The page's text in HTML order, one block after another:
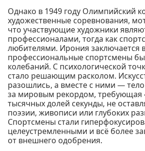
Однако в 1949 году Олимпийский
художественные соревнования,
что участвующие художники
профессионалами, тогда как
любителями. Ирония заключается
профессиональные спортсмены
колебаний. С психологической
стало решающим расколом.
разошлись, а вместе с ними —
за мировым рекордом, требующая
тысячных долей секунды, не
поэзии, живописи или глубоких
Спортсмены стали
целеустремленными и всё более
от внешнего одобрения.